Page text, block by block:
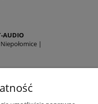
AUDIO
|
120645712